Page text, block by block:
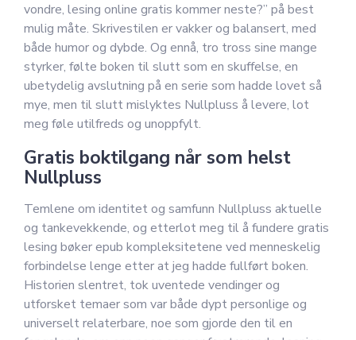
vondre, lesing online gratis kommer neste?” på best
mulig måte. Skrivestilen er vakker og balansert, med
både humor og dybde. Og ennå, tro tross sine mange
styrker, følte boken til slutt som en skuffelse, en
ubetydelig avslutning på en serie som hadde lovet så
mye, men til slutt mislyktes Nullpluss å levere, lot
meg føle utilfreds og unoppfylt.
Gratis boktilgang når som helst
Nullpluss
Temlene om identitet og samfunn Nullpluss aktuelle
og tankevekkende, og etterlot meg til å fundere gratis
lesing bøker epub kompleksitetene ved menneskelig
forbindelse lenge etter at jeg hadde fullført boken.
Historien slentret, tok uventede vendinger og
utforsket temaer som var både dypt personlige og
universelt relaterbare, noe som gjorde den til en